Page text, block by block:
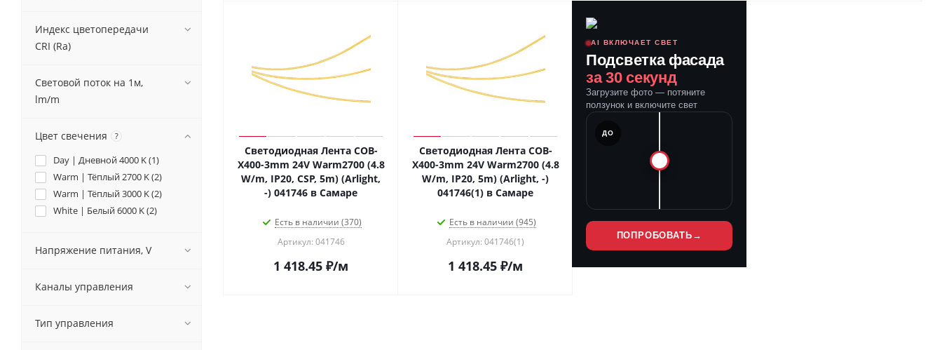
Светодиодная Лента COB-
X400-3mm 24V Warm2700 (4.8
W/m, IP20, CSP, 5m) (Arlight,
-) 041746 в Самаре
Есть в наличии (370)
Артикул: 041746
1 418.45 ₽/м
Светодиодная Лента COB-
X400-3mm 24V Warm2700 (4.8
W/m, IP20, 5m) (Arlight, -)
041746(1) в Самаре
Есть в наличии (945)
Артикул: 041746(1)
1 418.45 ₽/м
AI ВКЛЮЧАЕТ СВЕТ
Подсветка фасада
за 30 секунд
Загрузите фото — потяните
ползунок и включите свет
ДО
ПОПРОБОВАТЬ →
Индекс цветопередачи
CRI (Ra)
Световой поток на 1м,
lm/m
Цвет свечения ?
Day | Дневной 4000 K (1)
Warm | Тёплый 2700 K (2)
Warm | Тёплый 3000 K (2)
White | Белый 6000 K (2)
Напряжение питания, V
Каналы управления
Тип управления